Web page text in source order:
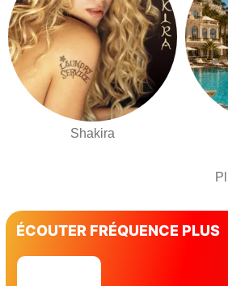
Shakira
ÉCOUTER FRÉQUENCE PLUS